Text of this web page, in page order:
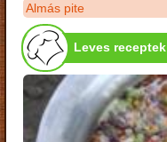
Almás pite
Leves receptek